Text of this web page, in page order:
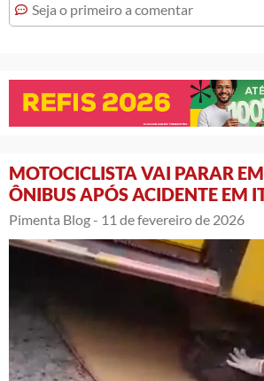
Seja o primeiro a comentar
MOTOCICLISTA VAI PARAR
ÔNIBUS APÓS ACIDENTE EM
Pimenta Blog - 11 de fevereiro de 2026